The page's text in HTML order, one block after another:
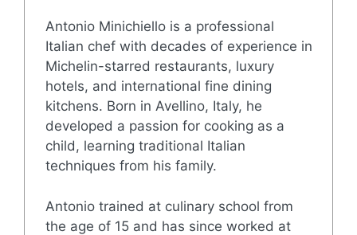
Antonio Minichiello is a professional
Italian chef with decades of experience in
Michelin-starred restaurants, luxury
hotels, and international fine dining
kitchens. Born in Avellino, Italy, he
developed a passion for cooking as a
child, learning traditional Italian
techniques from his family.
Antonio trained at culinary school from
the age of 15 and has since worked at